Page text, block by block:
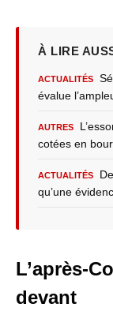
À LIRE
ACTUALITÉS
évalue
AUTRES
cotées en
ACTUALITÉS
qu’une
L’après-
devant